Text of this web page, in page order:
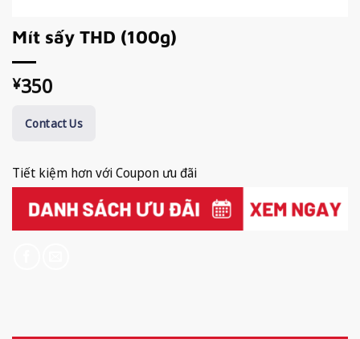
Mít sấy THD (100g)
¥350
Contact Us
Tiết kiệm hơn với Coupon ưu đãi